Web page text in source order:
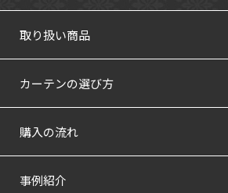
取り扱い商品
カーテンの選び方
購入の流れ
事例紹介